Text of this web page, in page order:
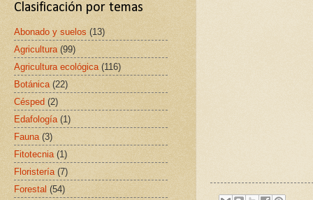
Clasificación por temas
Abonado y suelos (13)
Agricultura (99)
Agricultura ecológica (116)
Botánica (22)
Césped (2)
Edafología (1)
Fauna (3)
Fitotecnia (1)
Floristería (7)
Forestal (54)